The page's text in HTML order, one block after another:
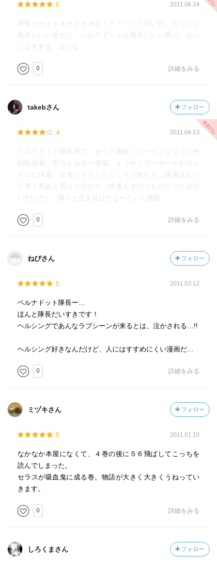
5 2011.06.24
隊長ォォォォオオオオオオ！！！！！！泣いた。セラスは
最高にいい女だし、ベルナドットは最高にいい男だ。かっ
こよすぎる。泣ける。
0 詳細をみる
takebさん フォロー
4 2011.04.13
ベルナドット隊長死亡、セラス覚醒、ゾーリンブリッツ中
尉戦決着、若ウォルター登場。ようやくアーカードがロン
ドンに帰着、役者がそろったところで終わり。隊長はもっ
と早く死ぬと思ってたので（作者もそのつもりだったみた
いだけど）、飄々と生き延びたなーという感想。
0 詳細をみる
ねぴさん フォロー
5 2011.03.12
ベルナドット隊長ー…
ほんと隊長だいすきです！
ヘルシングであんなラブシーンが来るとは、泣かされる…!!
ヘルシング好きなんだけど、人にはすすめにくい漫画だ…
0 詳細をみる
ミヅキさん フォロー
5 2011.01.10
なかなか本屋になくて、４巻の後に５６飛ばしてこっちを
読んでしまった。
セラスが吸血鬼に成る巻。物語が大きく大きくうねってい
きます。
0 詳細をみる
しろくまさん フォロー